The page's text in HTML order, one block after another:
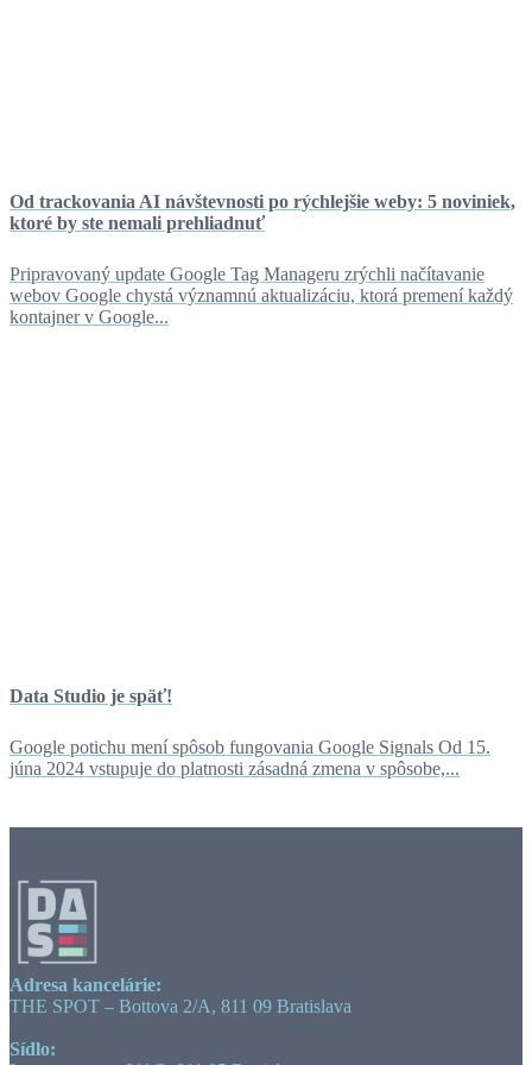
Od trackovania AI návštevnosti po rýchlejšie weby: 5 noviniek,
ktoré by ste nemali prehliadnuť
Pripravovaný update Google Tag Manageru zrýchli načítavanie
webov Google chystá významnú aktualizáciu, ktorá premení každý
kontajner v Google...
Data Studio je späť!
Google potichu mení spôsob fungovania Google Signals Od 15.
júna 2024 vstupuje do platnosti zásadná zmena v spôsobe,...
Adresa kancelárie:
THE SPOT – Bottova 2/A, 811 09 Bratislava
Sídlo: